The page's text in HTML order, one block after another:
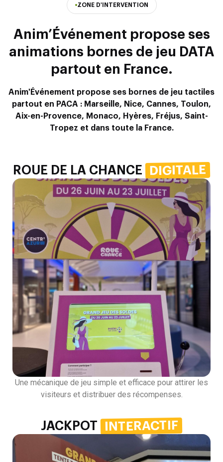
ZONE D'INTERVENTION
Anim’Événement propose ses
animations bornes de jeu DATA
partout en France.
Anim'Événement propose ses bornes de jeu tactiles
partout en PACA : Marseille, Nice, Cannes, Toulon,
Aix-en-Provence, Monaco, Hyères, Fréjus, Saint-
Tropez et dans toute la France.
ROUE DE LA CHANCE DIGITALE
Une mécanique de jeu simple et efficace pour attirer les
visiteurs et distribuer des récompenses.
JACKPOT INTERACTIF